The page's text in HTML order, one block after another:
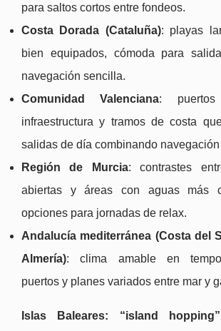
para saltos cortos entre fondeos.
Costa Dorada (Cataluña): playas
bien equipados, cómoda para
navegación sencilla.
Comunidad Valenciana:
infraestructura y tramos de costa
salidas de día combinando navegación
Región de Murcia: contrastes
abiertas y áreas con aguas más
opciones para jornadas de relax.
Andalucía mediterránea (Costa del
Almería): clima amable en
puertos y planes variados entre mar y
Islas Baleares: “island